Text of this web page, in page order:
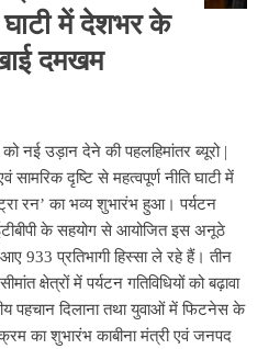
में देशभर के
दमखम
नई उड़ान देने की पहलहिमांतर ब्यूरो |
दृष्टि से महत्वपूर्ण नीति घाटी में
रन’ का भव्य शुभारंभ हुआ। पर्यटन
के सहयोग से आयोजित इस अनूठे
933 प्रतिभागी हिस्सा ले रहे हैं। तीन
क्षेत्रों में पर्यटन गतिविधियों को बढ़ावा
पहचान दिलाना तथा युवाओं में फिटनेस के
का शुभारंभ काबीना मंत्री एवं जनपद